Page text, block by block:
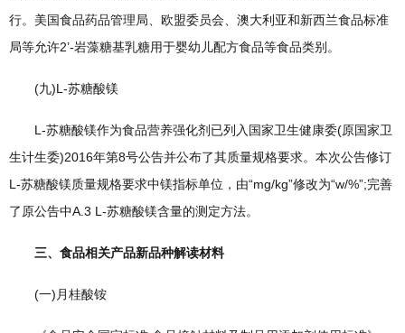
行。美国食品药品管理局、欧盟委员会、澳大利亚和新西兰食品标准
局等允许2’-岩藻糖基乳糖用于婴幼儿配方食品等食品类别。
(九)L-苏糖酸镁
L-苏糖酸镁作为食品营养强化剂已列入国家卫生健康委(原国家卫
生计生委)2016年第8号公告并公布了其质量规格要求。本次公告修订
L-苏糖酸镁质量规格要求中镁指标单位，由“mg/kg”修改为“w/%”;完善
了原公告中A.3 L-苏糖酸镁含量的测定方法。
三、食品相关产品新品种解读材料
(一)月桂酸铵